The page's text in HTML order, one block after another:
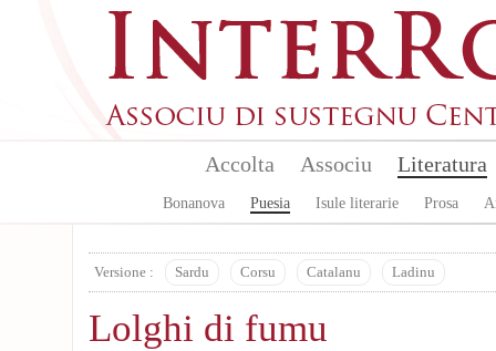
Accolta Associu Literatura
Bonanova Puesia Isule literarie Prosa
Versione : Sardu Corsu Catalanu Ladinu
Lolghi di fumu